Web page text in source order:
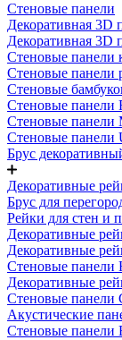
Стеновые панели
Декоративная 3D
Декоративная 3D
Стеновые
Стеновые
Стеновые
Стеновые
Стеновые панели
Стеновые панели
Брус
Декоративные
Брус для
Рейки для стен и
Декоративные
Декоративные
Стеновые панели
Декоративные
Стеновые панели
Акустические
Стеновые панели